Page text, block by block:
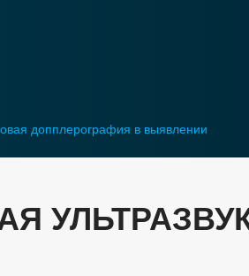
допплерография в выявлении